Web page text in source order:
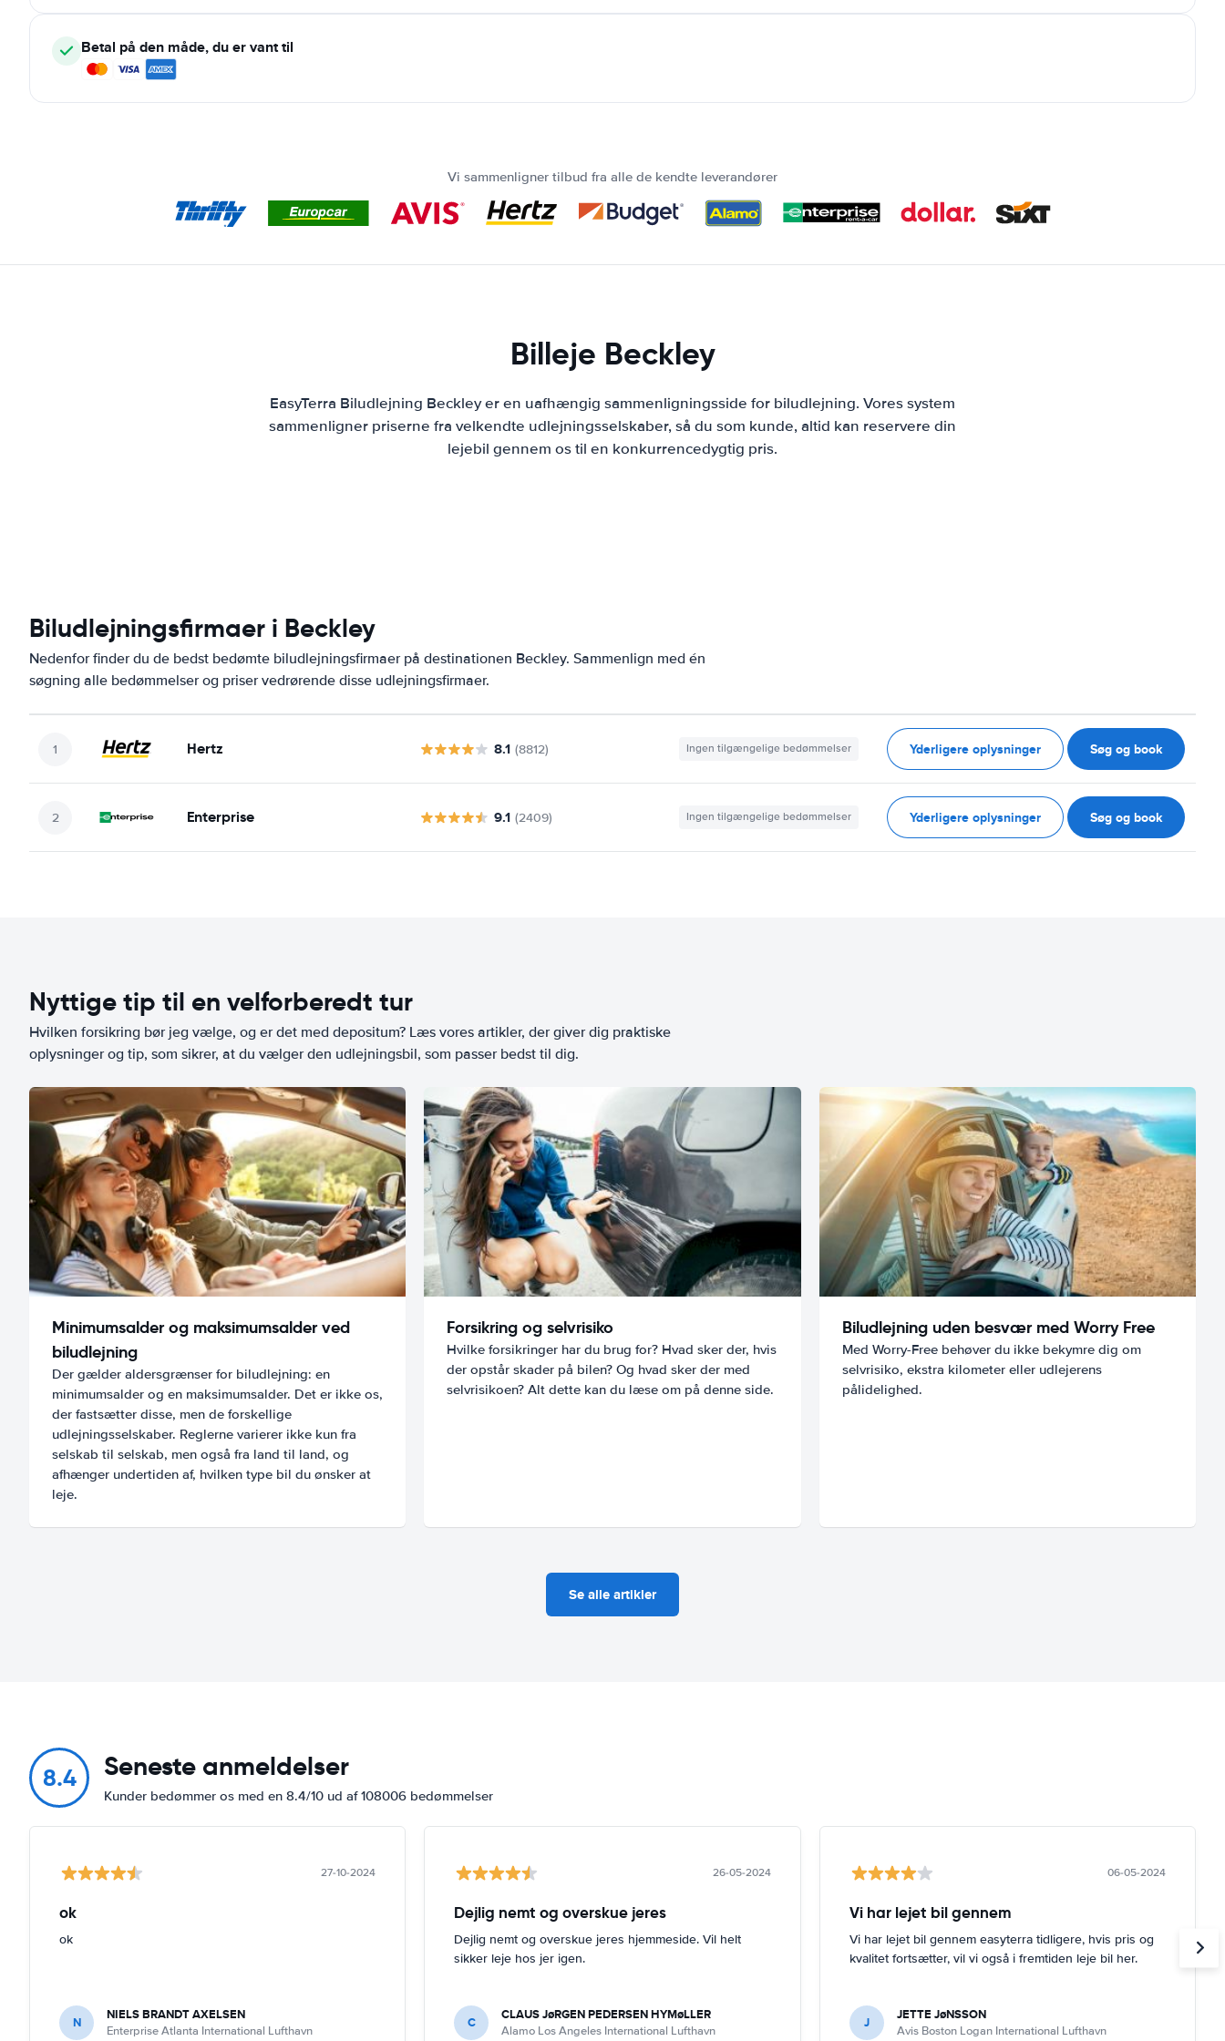
Betal på den måde, du er vant til
Vi sammenligner tilbud fra alle de kendte leverandører
Billeje Beckley
EasyTerra Biludlejning Beckley er en uafhængig sammenligningsside for biludlejning. Vores system
sammenligner priserne fra velkendte udlejningsselskaber, så du som kunde, altid kan reservere din
lejebil gennem os til en konkurrencedygtig pris.
Biludlejningsfirmaer i Beckley
Nedenfor finder du de bedst bedømte biludlejningsfirmaer på destinationen Beckley. Sammenlign med én
søgning alle bedømmelser og priser vedrørende disse udlejningsfirmaer.
Hertz 8.1 (8812) Ingen tilgængelige bedømmelser Yderligere oplysninger Søg og book
Enterprise 9.1 (2409) Ingen tilgængelige bedømmelser Yderligere oplysninger Søg og book
Nyttige tip til en velforberedt tur
Hvilken forsikring bør jeg vælge, og er det med depositum? Læs vores artikler, der giver dig praktiske
oplysninger og tip, som sikrer, at du vælger den udlejningsbil, som passer bedst til dig.
Minimumsalder og maksimumsalder ved
biludlejning
Der gælder aldersgrænser for biludlejning: en
minimumsalder og en maksimumsalder. Det er ikke os,
der fastsætter disse, men de forskellige
udlejningsselskaber. Reglerne varierer ikke kun fra
selskab til selskab, men også fra land til land, og
afhænger undertiden af, hvilken type bil du ønsker at
leje.
Forsikring og selvrisiko
Hvilke forsikringer har du brug for? Hvad sker der, hvis
der opstår skader på bilen? Og hvad sker der med
selvrisikoen? Alt dette kan du læse om på denne side.
Biludlejning uden besvær med Worry Free
Med Worry-Free behøver du ikke bekymre dig om
selvrisiko, ekstra kilometer eller udlejerens
pålidelighed.
Se alle artikler
8.4 Seneste anmeldelser
Kunder bedømmer os med en 8.4/10 ud af 108006 bedømmelser
27-10-2024
ok
ok
N NIELS BRANDT AXELSEN
Enterprise Atlanta International Lufthavn
26-05-2024
Dejlig nemt og overskue jeres
Dejlig nemt og overskue jeres hjemmeside. Vil helt
sikker leje hos jer igen.
C CLAUS JøRGEN PEDERSEN HYMøLLER
Alamo Los Angeles International Lufthavn
06-05-2024
Vi har lejet bil gennem
Vi har lejet bil gennem easyterra tidligere, hvis pris og
kvalitet fortsætter, vil vi også i fremtiden leje bil her.
J JETTE JøNSSON
Avis Boston Logan International Lufthavn